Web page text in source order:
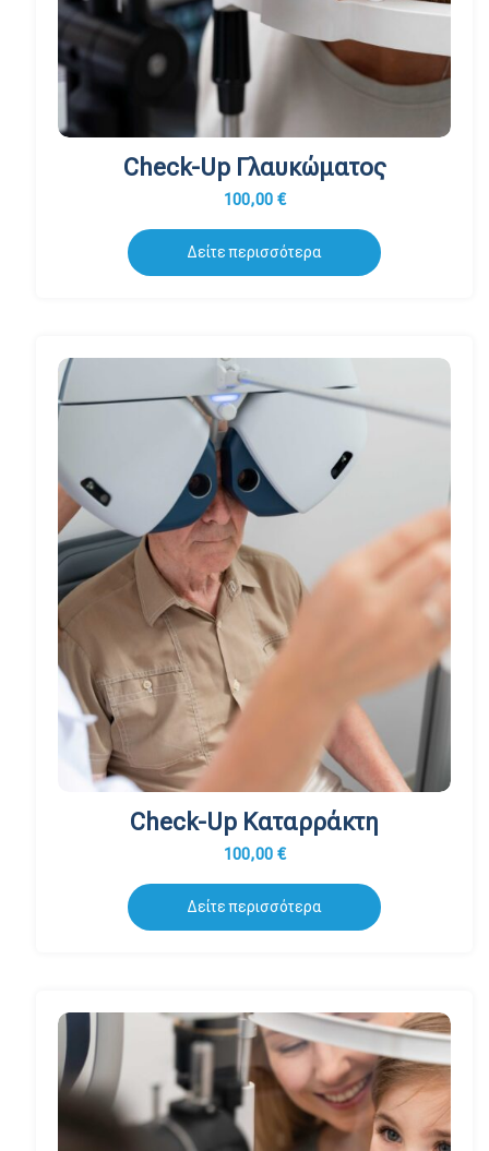
Check-Up Γλαυκώματος
100,00 €
Δείτε περισσότερα
Check-Up Καταρράκτη
100,00 €
Δείτε περισσότερα